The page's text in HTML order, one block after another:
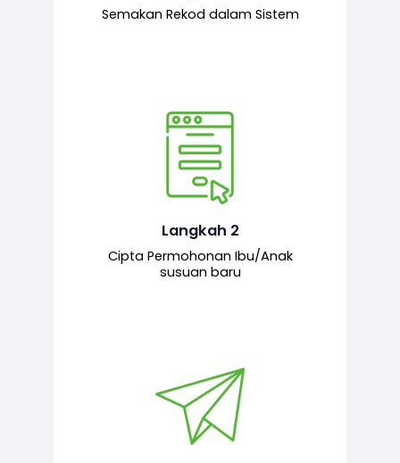
Semakan Rekod dalam Sistem
Langkah 2
Cipta Permohonan Ibu/Anak
susuan baru
Pemohon mengisi borang
permohonan bagi pendaftaran
baharu melalui sistem.
Permohonan yang lengkap dihantar
untuk proses semakan dan